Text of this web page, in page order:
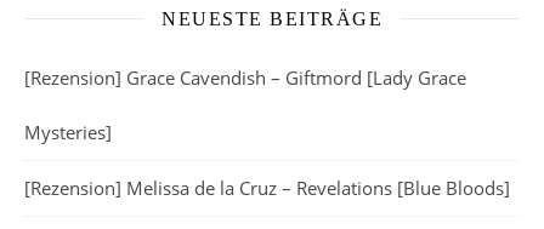
NEUESTE BEITRÄGE
[Rezension] Grace Cavendish – Giftmord [Lady Grace
Mysteries]
[Rezension] Melissa de la Cruz – Revelations [Blue Bloods]